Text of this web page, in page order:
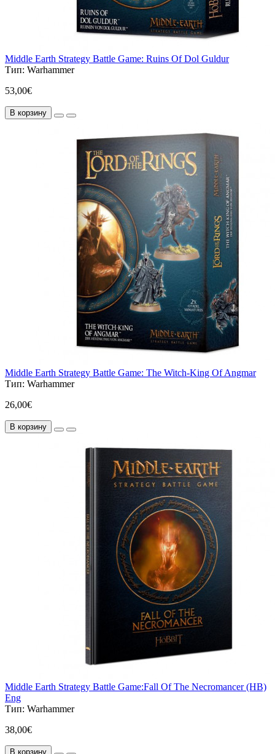
Middle Earth Strategy Battle Game: Ruins Of Dol Guldur
Тип: Warhammer
53,00€
В корзину
Middle Earth Strategy Battle Game: The Witch-King Of Angmar
Тип: Warhammer
26,00€
В корзину
Middle Earth Strategy Battle Game:Fall Of The Necromancer (HB)
Eng
Тип: Warhammer
38,00€
В корзину